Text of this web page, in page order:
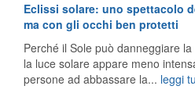
Eclissi solare: uno spettacolo
ma con gli occhi ben protetti
Perché il Sole può danneggiare
la luce solare appare meno
persone ad abbassare la... leggi